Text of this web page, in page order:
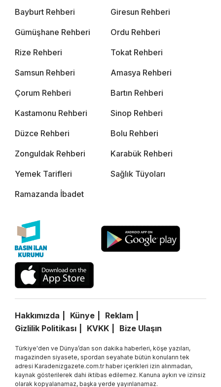
Bayburt Rehberi Giresun Rehberi
Gümüşhane Rehberi Ordu Rehberi
Rize Rehberi Tokat Rehberi
Samsun Rehberi Amasya Rehberi
Çorum Rehberi Bartın Rehberi
Kastamonu Rehberi Sinop Rehberi
Düzce Rehberi Bolu Rehberi
Zonguldak Rehberi Karabük Rehberi
Yemek Tarifleri Sağlık Tüyoları
Ramazanda İbadet
Hakkımızda Künye
Reklam
Gizlilik Politikası
KVKK Bize Ulaşın
Türkiye'den ve Dünya’dan son dakika haberleri, köşe yazıları,
magazinden siyasete, spordan seyahate bütün konuların tek
adresi Karadenizgazete.com.tr haber içerikleri izin alınmadan,
kaynak gösterilerek dahi iktibas edilemez. Kanuna aykırı ve izinsiz
olarak kopyalanamaz, başka yerde yayınlanamaz.